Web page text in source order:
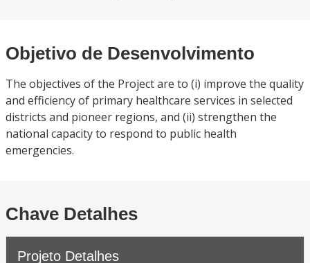
Objetivo de Desenvolvimento
The objectives of the Project are to (i) improve the quality
and efficiency of primary healthcare services in selected
districts and pioneer regions, and (ii) strengthen the
national capacity to respond to public health
emergencies.
Chave Detalhes
Projeto Detalhes